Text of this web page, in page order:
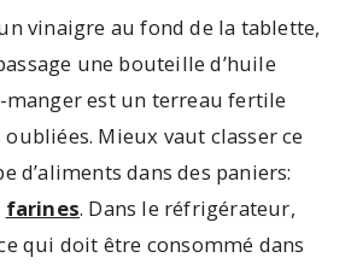
vinaigre au fond de la tablette,
une bouteille d’huile
manger est un terreau fertile
Mieux vaut classer ce
d’aliments dans des paniers:
farines. Dans le réfrigérateur,
qui doit être consommé dans